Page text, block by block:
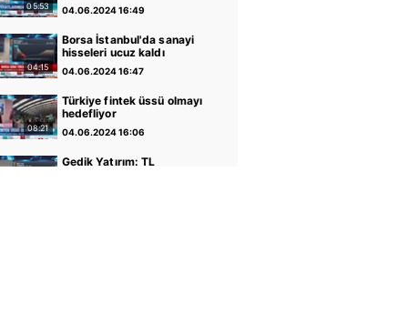
05:53 04.06.2024 16:49
04:15
Borsa İstanbul'da sanayi
hisseleri ucuz kaldı
04.06.2024 16:47
08:21
Türkiye fintek üssü olmayı
hedefliyor
04.06.2024 16:06
Gedik Yatırım: TL